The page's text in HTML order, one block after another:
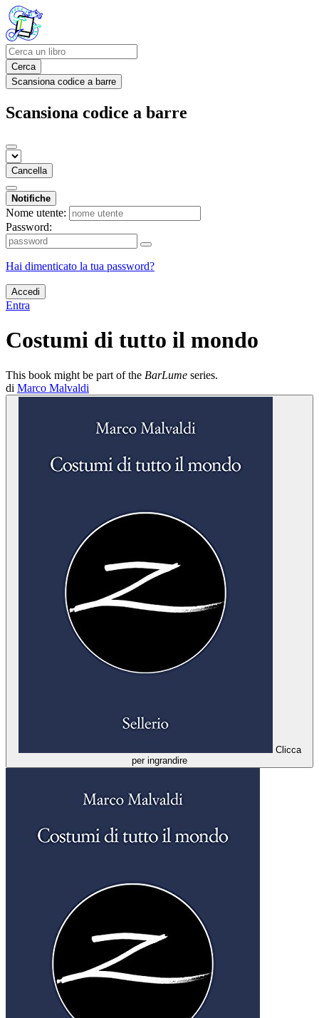
Cerca
Scansiona codice a barre
Scansiona codice a barre
Cancella
Notifiche
Nome utente:
Password:
Hai dimenticato la tua password?
Accedi
Entra
Costumi di tutto il mondo
This book might be part of the BarLume series.
di Marco Malvaldi
Clicca
per ingrandire